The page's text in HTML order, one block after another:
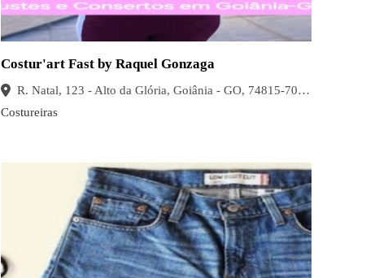
Costur'art Fast by Raquel Gonzaga
R. Natal, 123 - Alto da Glória, Goiânia - GO, 74815-705, Brasil
Costureiras